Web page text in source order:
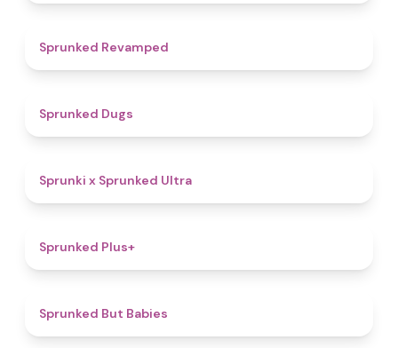
Sprunked Revamped
Sprunked Dugs
Sprunki x Sprunked Ultra
Sprunked Plus+
Sprunked But Babies